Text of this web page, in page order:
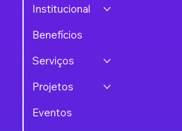
Institucional
Benefícios
Serviços
Projetos
Eventos